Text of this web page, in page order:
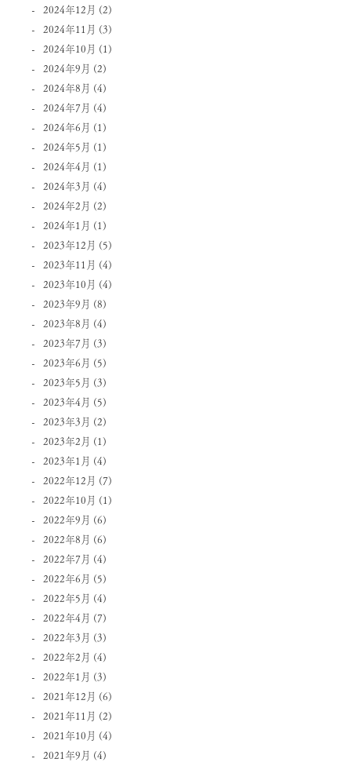
2024年12月 (2)
2024年11月 (3)
2024年10月 (1)
2024年9月 (2)
2024年8月 (4)
2024年7月 (4)
2024年6月 (1)
2024年5月 (1)
2024年4月 (1)
2024年3月 (4)
2024年2月 (2)
2024年1月 (1)
2023年12月 (5)
2023年11月 (4)
2023年10月 (4)
2023年9月 (8)
2023年8月 (4)
2023年7月 (3)
2023年6月 (5)
2023年5月 (3)
2023年4月 (5)
2023年3月 (2)
2023年2月 (1)
2023年1月 (4)
2022年12月 (7)
2022年10月 (1)
2022年9月 (6)
2022年8月 (6)
2022年7月 (4)
2022年6月 (5)
2022年5月 (4)
2022年4月 (7)
2022年3月 (3)
2022年2月 (4)
2022年1月 (3)
2021年12月 (6)
2021年11月 (2)
2021年10月 (4)
2021年9月 (4)